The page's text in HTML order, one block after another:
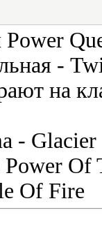
-
на
-
Of
Of Fire